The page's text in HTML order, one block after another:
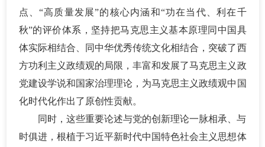
点、“高质量发展”的核心内涵和“功在当代、利在千
秋”的评价体系，坚持把马克思主义基本原理同中国具
体实际相结合、同中华优秀传统文化相结合，突破了西
方功利主义政绩观的局限，丰富和发展了马克思主义政
党建设学说和国家治理理论，为马克思主义政绩观中国
化时代化作出了原创性贡献。
同时，这些重要论述与党的创新理论一脉相承、与
时俱进，根植于习近平新时代中国特色社会主义思想体